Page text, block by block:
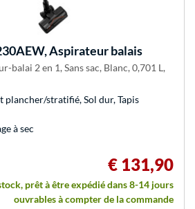
Aspirateur balais
balai 2 en 1, Sans sac, Blanc, 0,701 L,
plancher/stratifié, Sol dur, Tapis
à sec
€ 131,90
prêt à être expédié dans 8-14 jours
ouvrables à compter de la commande